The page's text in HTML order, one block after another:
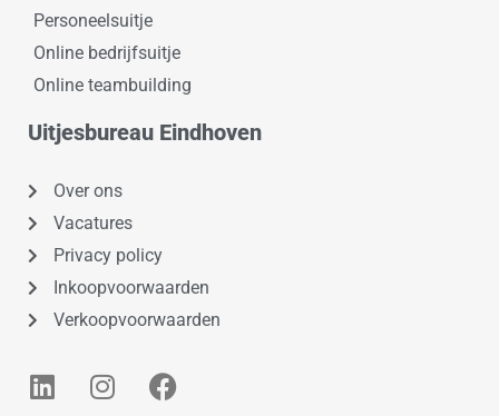
Personeelsuitje
Online bedrijfsuitje
Online teambuilding
Uitjesbureau Eindhoven
Over ons
Vacatures
Privacy policy
Inkoopvoorwaarden
Verkoopvoorwaarden
L
i
I
n
F
a